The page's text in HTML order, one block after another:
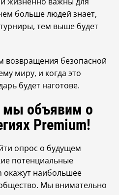
больше людей знает,
тем выше будет
возвращения безопасной
миру, и когда это
будет наготове.
объявим о
Premium!
опрос о будущем
потенциальные
окажут наибольшее
Мы внимательно